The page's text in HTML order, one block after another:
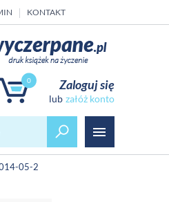
KONTAKT
0 Zaloguj się
załóż konto
05-2